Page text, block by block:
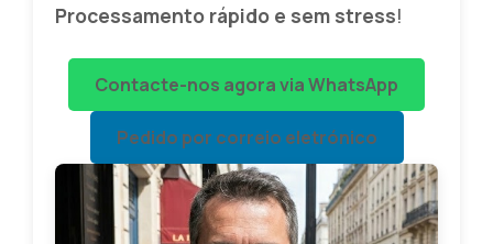
Processamento rápido e sem stress!
Contacte-nos agora via WhatsApp
Pedido por correio eletrónico